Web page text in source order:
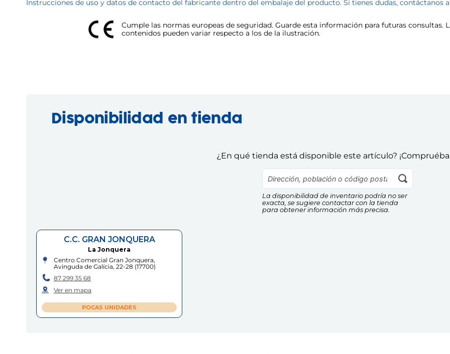
Instrucciones de uso y datos de contacto del fabricante dentro del embalaje del producto. Si tienes dudas, contáctanos
Cumple las normas europeas de seguridad. Guarde esta información para futuras consultas.
contenidos pueden variar respecto a los de la ilustración.
Disponibilidad en tienda
¿En qué tienda está disponible este artículo?
La disponibilidad de inventario podría no ser
exacta, se sugiere contactar con la tienda
para obtener información más precisa.
C.C. GRAN JONQUERA
La Jonquera
Centro Comercial Gran Jonquera,
Avinguda de Galícia, 22-28 (17700)
87 299 35 68
Ver en mapa
POCAS UNIDADES